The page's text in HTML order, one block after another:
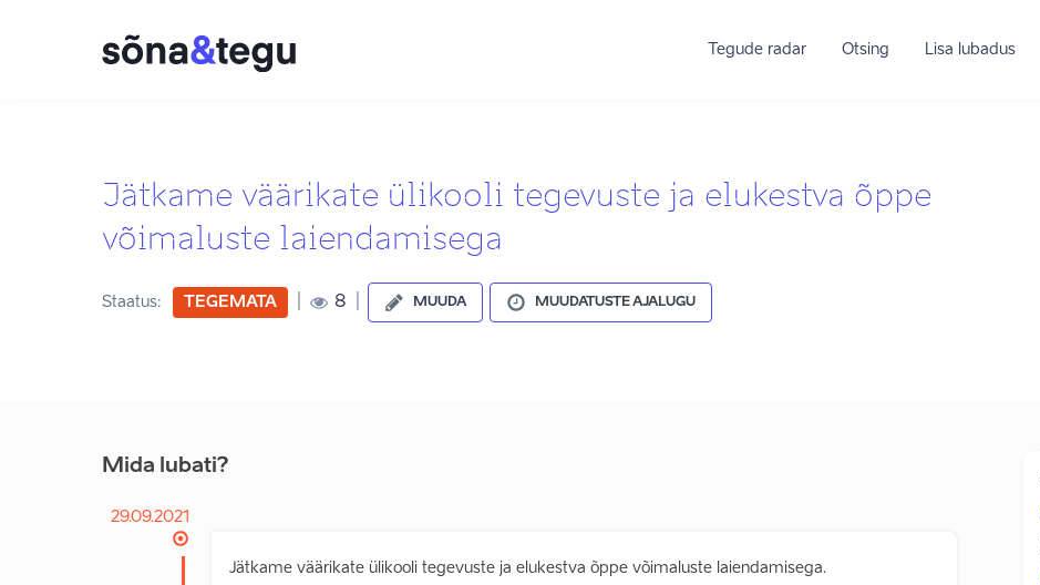
Tegude radar Otsing Lisa lubadus
Jätkame väärikate ülikooli tegevuste ja elukestva õppe
võimaluste laiendamisega
Staatus: TEGEMATA 8 MUUDA MUUDATUSTE AJALUGU
Mida lubati?
29.09.2021
Jätkame väärikate ülikooli tegevuste ja elukestva õppe võimaluste laiendamisega.